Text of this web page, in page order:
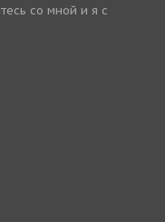
со мной и я с